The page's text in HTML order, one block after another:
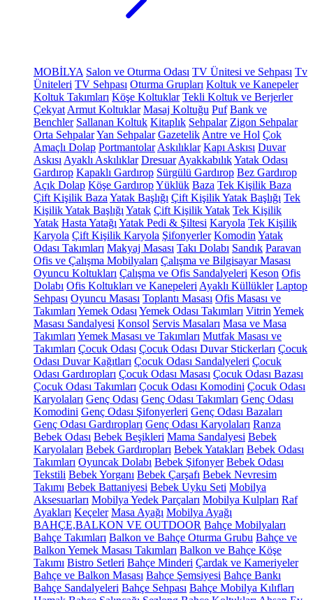
MOBİLYA Salon ve Oturma Odası TV Ünitesi ve Sehpası Tv
Üniteleri TV Sehpası Oturma Grupları Koltuk ve Kanepeler
Koltuk Takımları Köşe Koltuklar Tekli Koltuk ve Berjerler
Çekyat Armut Koltuklar Masaj Koltuğu Puf Bank ve
Benchler Sallanan Koltuk Kitaplık Sehpalar Zigon Sehpalar
Orta SehpalarYan Sehpalar Gazetelik Antre ve Hol Çok
Amaçlı Dolap Portmantolar Askılıklar Kapı Askısı Duvar
Askısı Ayaklı Askılıklar Dresuar AyakkabılıkYatak Odası
Gardırop Kapaklı Gardırop Sürgülü Gardırop Bez Gardırop
Açık Dolap Köşe GardıropYüklük Baza Tek Kişilik Baza
Çift Kişilik Baza Yatak Başlığı Çift Kişilik Yatak Başlığı Tek
Kişilik Yatak Başlığı Yatak Çift Kişilik Yatak Tek Kişilik
Yatak Hasta Yatağı Yatak Pedi & Şiltesi Karyola Tek Kişilik
Karyola Çift Kişilik Karyola Şifonyerler Komodin Yatak
Odası Takımları Makyaj Masası Takı Dolabı Sandık Paravan
Ofis ve Çalışma Mobilyaları Çalışma ve Bilgisayar Masası
Oyuncu Koltukları Çalışma ve Ofis Sandalyeleri Keson Ofis
Dolabı Ofis Koltukları ve Kanepeleri Ayaklı Küllükler Laptop
Sehpası Oyuncu Masası Toplantı Masası Ofis Masası ve
Takımları Yemek Odası Yemek Odası Takımları Vitrin Yemek
Masası Sandalyesi Konsol Servis Masaları Masa ve Masa
Takımları Yemek Masası ve Takımları Mutfak Masası ve
Takımları Çocuk Odası Çocuk Odası Duvar Stickerları Çocuk
Odası Duvar Kağıtları Çocuk Odası Sandalyeleri Çocuk
Odası Gardıropları Çocuk Odası Masası Çocuk Odası Bazası
Çocuk Odası Takımları Çocuk Odası Komodini Çocuk Odası
Karyolaları Genç Odası Genç Odası Takımları Genç Odası
Komodini Genç Odası Şifonyerleri Genç Odası Bazaları
Genç Odası Gardıropları Genç Odası Karyolaları Ranza
Bebek Odası Bebek Beşikleri Mama Sandalyesi Bebek
Karyolaları Bebek Gardıropları Bebek Yatakları Bebek Odası
Takımları Oyuncak Dolabı Bebek Şifonyer Bebek Odası
Tekstili Bebek Yorganı Bebek Çarşafı Bebek Nevresim
Takımı Bebek Battaniyesi Bebek Uyku Seti Mobilya
Aksesuarları Mobilya Yedek Parçaları Mobilya Kulpları Raf
Ayakları Keçeler Masa Ayağı Mobilya Ayağı
BAHÇE,BALKON VE OUTDOOR Bahçe Mobilyaları
Bahçe Takımları Balkon ve Bahçe Oturma Grubu Bahçe ve
Balkon Yemek Masası Takımları Balkon ve Bahçe Köşe
Takımı Bistro Setleri Bahçe Minderi Çardak ve Kameriyeler
Bahçe ve Balkon Masası Bahçe Şemsiyesi Bahçe Bankı
Bahçe Sandalyeleri Bahçe Sehpası Bahçe Mobilya Kılıfları